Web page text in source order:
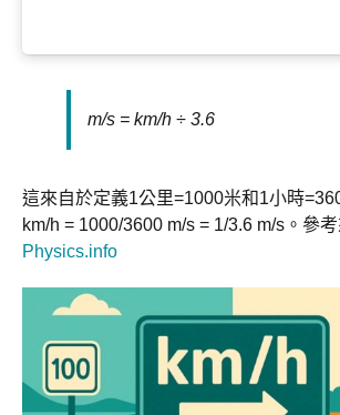
m/s = km/h ÷ 3.6
這來自於定義1公里=1000米和1小時
km/h = 1000/3600 m/s = 1/3.6 m/s。參考
Physics.info